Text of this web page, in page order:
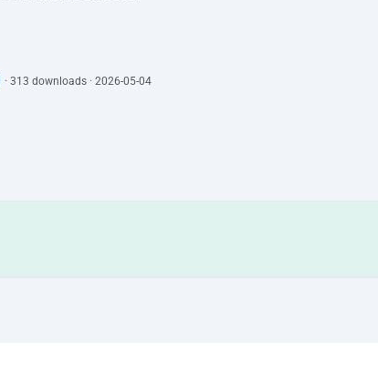
· 313 downloads · 2026-05-04